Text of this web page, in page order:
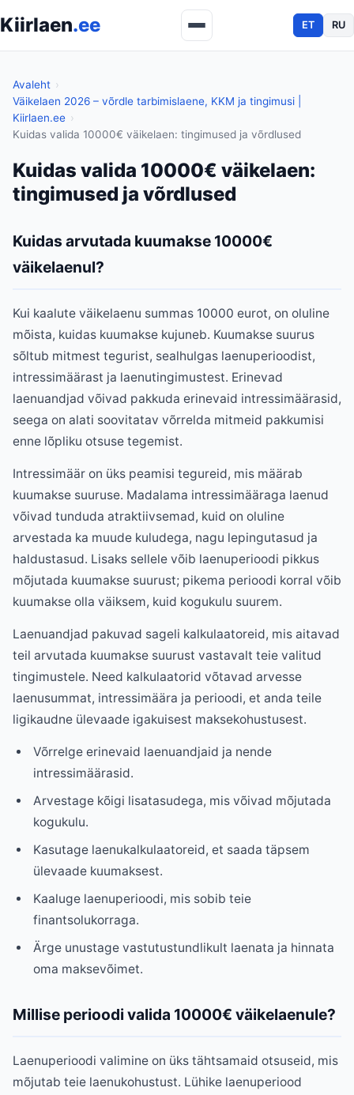
Kiirlaen.ee ET RU
Avaleht
Väikelaen 2026 – võrdle tarbimislaene, KKM ja tingimusi |
Kiirlaen.ee
Kuidas valida 10000€ väikelaen: tingimused ja võrdlused
Kuidas valida 10000€ väikelaen:
tingimused ja võrdlused
Kuidas arvutada kuumakse 10000€
väikelaenul?
Kui kaalute väikelaenu summas 10000 eurot, on oluline
mõista, kuidas kuumakse kujuneb. Kuumakse suurus
sõltub mitmest tegurist, sealhulgas laenuperioodist,
intressimäärast ja laenutingimustest. Erinevad
laenuandjad võivad pakkuda erinevaid intressimäärasid,
seega on alati soovitatav võrrelda mitmeid pakkumisi
enne lõpliku otsuse tegemist.
Intressimäär on üks peamisi tegureid, mis määrab
kuumakse suuruse. Madalama intressimääraga laenud
võivad tunduda atraktiivsemad, kuid on oluline
arvestada ka muude kuludega, nagu lepingutasud ja
haldustasud. Lisaks sellele võib laenuperioodi pikkus
mõjutada kuumakse suurust; pikema perioodi korral võib
kuumakse olla väiksem, kuid kogukulu suurem.
Laenuandjad pakuvad sageli kalkulaatoreid, mis aitavad
teil arvutada kuumakse suurust vastavalt teie valitud
tingimustele. Need kalkulaatorid võtavad arvesse
laenusummat, intressimäära ja perioodi, et anda teile
ligikaudne ülevaade igakuisest maksekohustusest.
Võrrelge erinevaid laenuandjaid ja nende
intressimäärasid.
Arvestage kõigi lisatasudega, mis võivad mõjutada
kogukulu.
Kasutage laenukalkulaatoreid, et saada täpsem
ülevaade kuumaksest.
Kaaluge laenuperioodi, mis sobib teie
finantsolukorraga.
Ärge unustage vastutustundlikult laenata ja hinnata
oma maksevõimet.
Millise perioodi valida 10000€ väikelaenule?
Laenuperioodi valimine on üks tähtsamaid otsuseid, mis
mõjutab teie laenukohustust. Lühike laenuperiood